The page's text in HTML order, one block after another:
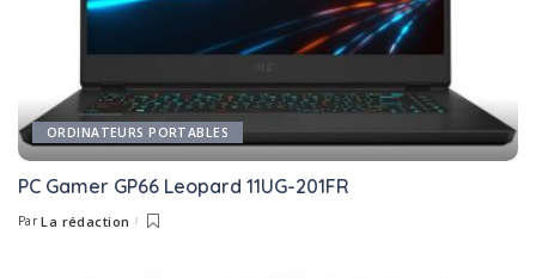
ORDINATEURS PORTABLES
PC Gamer GP66 Leopard 11UG-201FR
Posted
Par La rédaction